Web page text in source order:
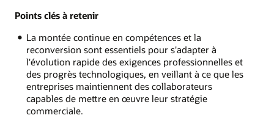
Points clés à retenir
La montée continue en compétences et la
reconversion sont essentiels pour s'adapter à
l'évolution rapide des exigences professionnelles et
des progrès technologiques, en veillant à ce que les
entreprises maintiennent des collaborateurs
capables de mettre en œuvre leur stratégie
commerciale.